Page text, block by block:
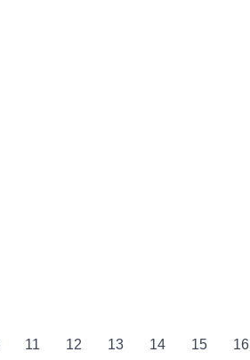
11 12 13 14 15
16